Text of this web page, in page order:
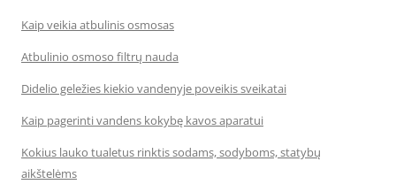
Kaip veikia atbulinis osmosas
Atbulinio osmoso filtrų nauda
Didelio geležies kiekio vandenyje poveikis sveikatai
Kaip pagerinti vandens kokybę kavos aparatui
Kokius lauko tualetus rinktis sodams, sodyboms, statybų
aikštelėms